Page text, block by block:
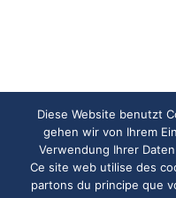
Diese Website benutzt
gehen wir von Ihrem
Verwendung Ihrer
Ce site web utilise des
partons du principe que